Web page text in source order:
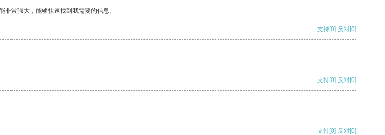
常强大，能够快速找到我需要的信息。
支持[0] 反对[0]
支持[0] 反对[0]
支持[0] 反对[0]